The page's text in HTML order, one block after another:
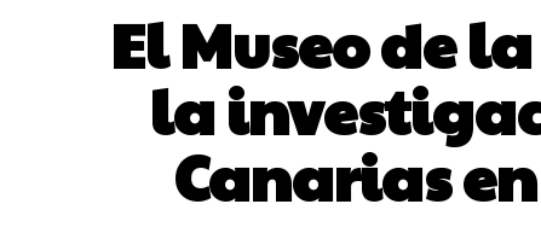
El Museo de
la
Canarias